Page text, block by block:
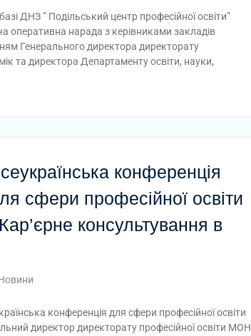
ДНЗ ” Подільський центр професійної освіти”
оперативна нарада з керівниками закладів
Генерального директора директорату
та директора Департаменту освіти, науки,
конференція
сфери професійної освіти
консультування в
конференція для сфери професійної освіти
директор директорату професійної освіти МОН